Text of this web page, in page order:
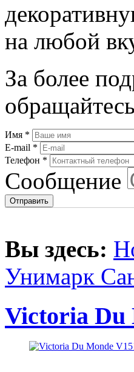
на любой
За более
Имя *
E-mail *
Телефон *
Сообщение
Вы здесь:
Унимарк
Victoria Du